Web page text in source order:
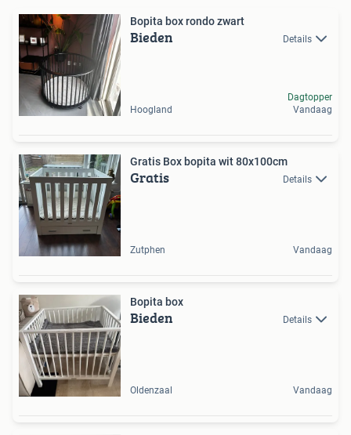
Bopita box rondo zwart
Bieden Details
Hoogland
Dagtopper
Vandaag
Gratis Box bopita wit 80x100cm
Gratis Details
Zutphen Vandaag
Bopita box
Bieden Details
Oldenzaal Vandaag